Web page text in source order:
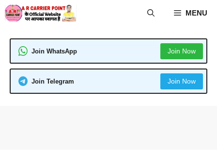
Skip
to
MENU
Join WhatsApp Join Now
Join Telegram Join Now